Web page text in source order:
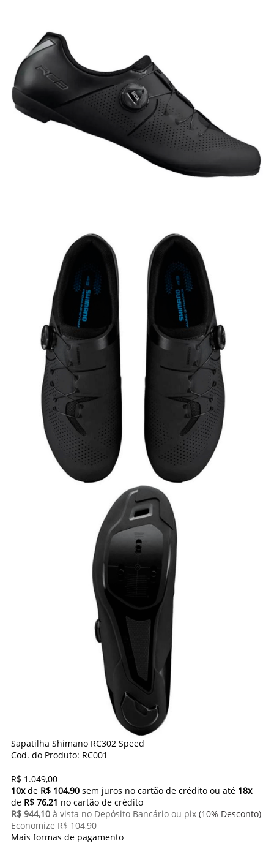
Sapatilha Shimano RC302 Speed
Cod. do Produto: RC001
R$ 1.049,00
10xde R$ 104,90 sem juros no cartão de crédito ou até 18x
de R$ 76,21 no cartão de crédito
R$ 944,10 à vista no Depósito Bancário ou pix (10% Desconto)
Economize R$ 104,90
Mais formas de pagamento